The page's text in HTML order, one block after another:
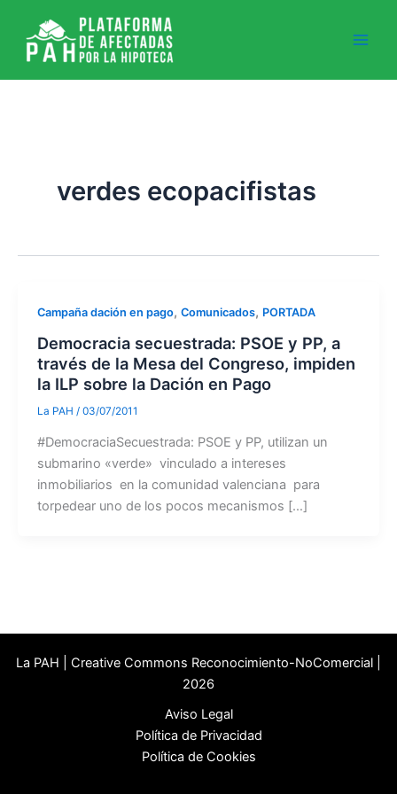
contenido
verdes ecopacifistas
Campaña dación en pago, Comunicados, PORTADA
Democracia secuestrada: PSOE y PP, a
través de la Mesa del Congreso, impiden
la ILP sobre la Dación en Pago
La PAH / 03/07/2011
#DemocraciaSecuestrada: PSOE y PP, utilizan un
submarino «verde» vinculado a intereses
inmobiliarios en la comunidad valenciana para
torpedear uno de los pocos mecanismos […]
La PAH | Creative Commons Reconocimiento-NoComercial |
2026
Aviso Legal
Política de Privacidad
Política de Cookies